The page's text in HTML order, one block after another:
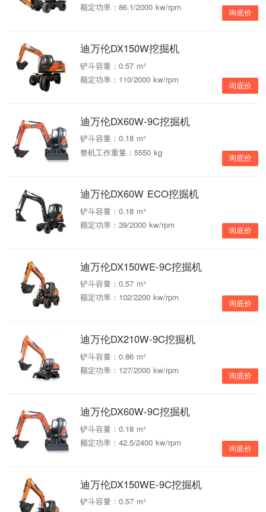
额定功率：86.1/2000 kw/rpm
询底价
迪万伦DX150W挖掘机
铲斗容量：0.57 m³
额定功率：110/2000 kw/rpm
询底价
迪万伦DX60W-9C挖掘机
铲斗容量：0.18 m³
整机工作重量：5550 kg
询底价
迪万伦DX60W ECO挖掘机
铲斗容量：0.18 m³
额定功率：39/2000 kw/rpm
询底价
迪万伦DX150WE-9C挖掘机
铲斗容量：0.57 m³
额定功率：102/2200 kw/rpm
询底价
迪万伦DX210W-9C挖掘机
铲斗容量：0.86 m³
额定功率：127/2000 kw/rpm
询底价
迪万伦DX60W-9C挖掘机
铲斗容量：0.18 m³
额定功率：42.5/2400 kw/rpm
询底价
迪万伦DX150WE-9C挖掘机
铲斗容量：0.57 m³